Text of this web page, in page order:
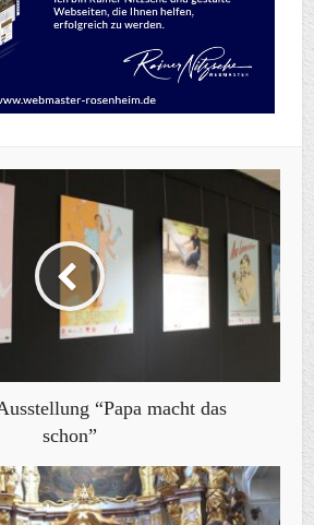
“Papa macht das
schon”